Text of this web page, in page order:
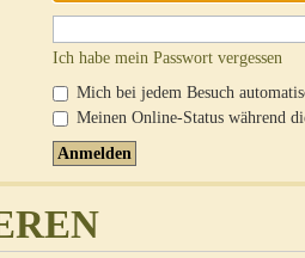
Ich habe mein Passwort vergessen
Mich bei jedem Besuch
Meinen Online-Status während